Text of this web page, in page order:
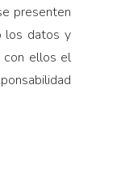
presenten
los datos y
con ellos el